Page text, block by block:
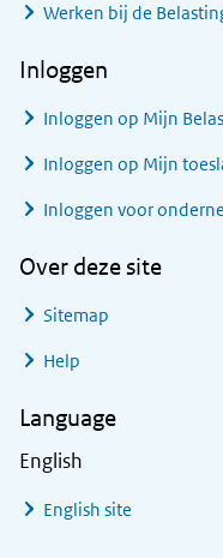
Werken bij de
Inloggen
Inloggen op Mijn
Inloggen op Mijn
Inloggen voor
Over deze site
Sitemap
Help
Language
English
English site